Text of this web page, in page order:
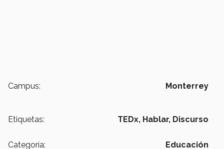
Campus: Monterrey
Etiquetas: TEDx, Hablar, Discurso
Categoría: Educación